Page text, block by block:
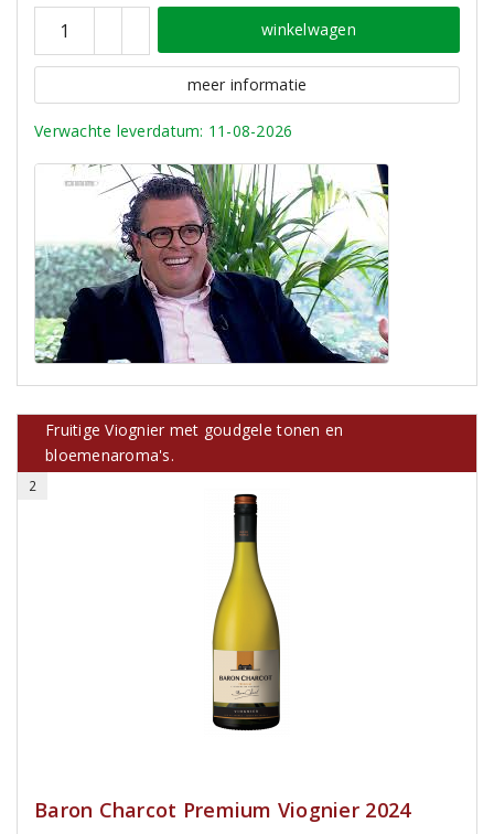
winkelwagen
meer informatie
Verwachte leverdatum: 11-08-2026
Fruitige Viognier met goudgele tonen en
bloemenaroma's.
2
Baron Charcot Premium Viognier 2024